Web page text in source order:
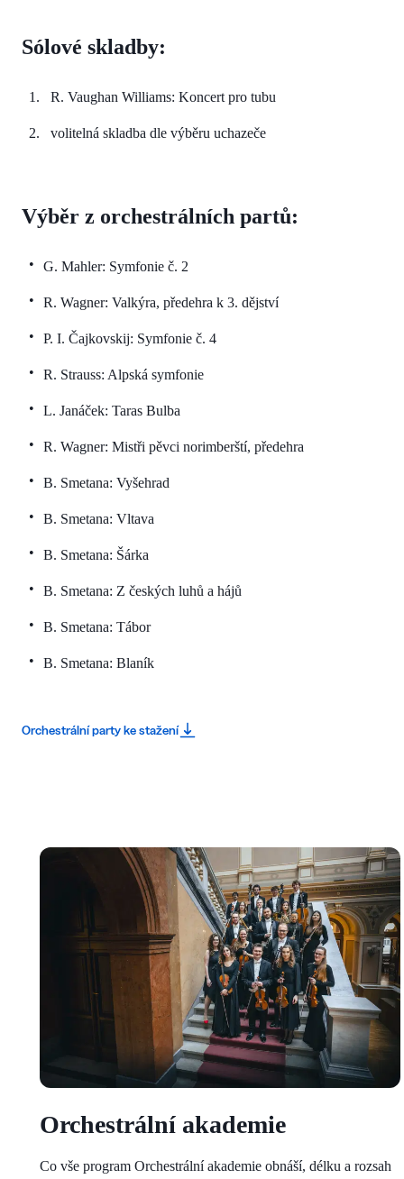
Sólové skladby:
R. Vaughan Williams: Koncert pro tubu
volitelná skladba dle výběru uchazeče
Výběr z orchestrálních partů:
G. Mahler: Symfonie č. 2
R. Wagner: Valkýra, předehra k 3. dějství
P. I. Čajkovskij: Symfonie č. 4
R. Strauss: Alpská symfonie
L. Janáček: Taras Bulba
R. Wagner: Mistři pěvci norimberští, předehra
B. Smetana: Vyšehrad
B. Smetana: Vltava
B. Smetana: Šárka
B. Smetana: Z českých luhů a hájů
B. Smetana: Tábor
B. Smetana: Blaník
Orchestrální party ke stažení
Orchestrální akademie
Co vše program Orchestrální akademie obnáší, délku a rozsah